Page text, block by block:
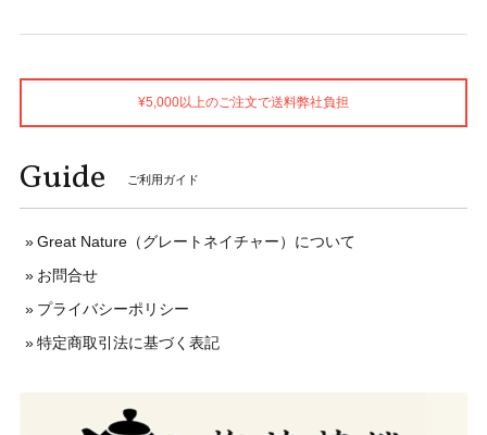
¥5,000以上のご注文で送料弊社負担
Guide ご利用ガイド
Great Nature（グレートネイチャー）について
お問合せ
プライバシーポリシー
特定商取引法に基づく表記